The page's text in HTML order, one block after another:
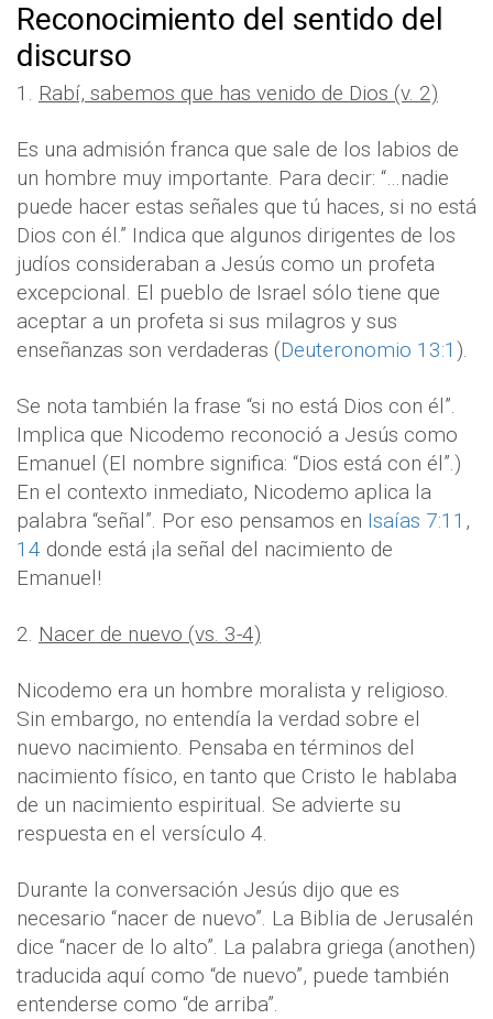
Reconocimiento del sentido del
discurso
1. Rabí, sabemos que has venido de Dios (v. 2)
Es una admisión franca que sale de los labios de
un hombre muy importante. Para decir: “…nadie
puede hacer estas señales que tú haces, si no está
Dios con él.” Indica que algunos dirigentes de los
judíos consideraban a Jesús como un profeta
excepcional. El pueblo de Israel sólo tiene que
aceptar a un profeta si sus milagros y sus
enseñanzas son verdaderas (Deuteronomio 13:1 ).
Se nota también la frase “si no está Dios con él”.
Implica que Nicodemo reconoció a Jesús como
Emanuel (El nombre significa: “Dios está con él”.)
En el contexto inmediato, Nicodemo aplica la
palabra “señal”. Por eso pensamos en Isaías 7:11 ,
14 donde está ¡la señal del nacimiento de
Emanuel!
2. Nacer de nuevo (vs. 3-4)
Nicodemo era un hombre moralista y religioso.
Sin embargo, no entendía la verdad sobre el
nuevo nacimiento. Pensaba en términos del
nacimiento físico, en tanto que Cristo le hablaba
de un nacimiento espiritual. Se advierte su
respuesta en el versículo 4.
Durante la conversación Jesús dijo que es
necesario “nacer de nuevo”. La Biblia de Jerusalén
dice “nacer de lo alto”. La palabra griega (anothen)
traducida aquí como “de nuevo”, puede también
entenderse como “de arriba”.